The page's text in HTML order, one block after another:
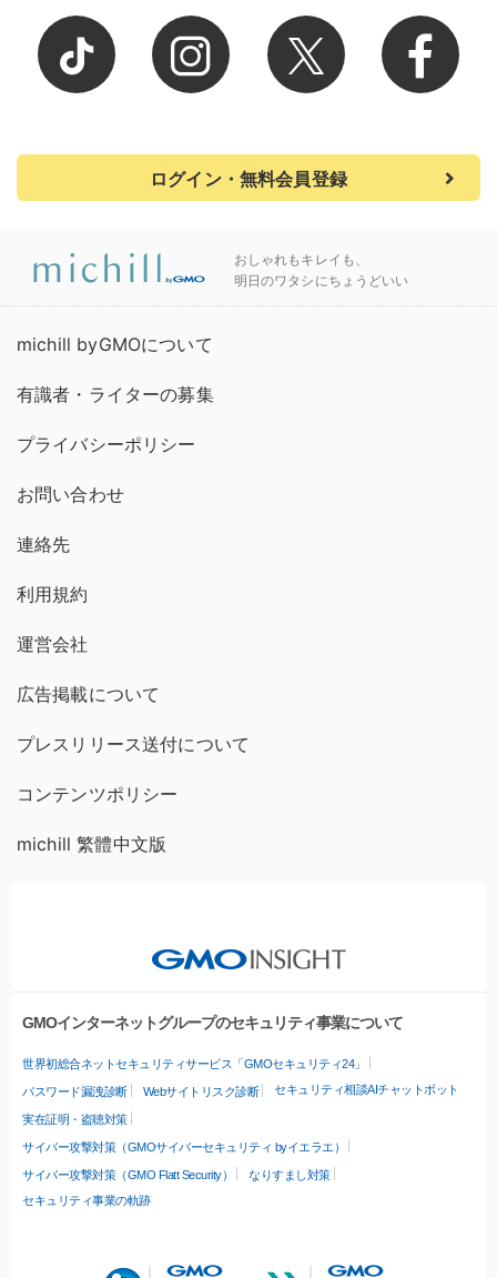
ログイン・無料会員登録
おしゃれもキレイも、
明日のワタシにちょうどいい
michill byGMOについて
有識者・ライターの募集
プライバシーポリシー
お問い合わせ
連絡先
利用規約
運営会社
広告掲載について
プレスリリース送付について
コンテンツポリシー
michill 繁體中文版
GMOインターネットグループのセキュリティ事業について
世界初総合ネットセキュリティサービス「GMOセキュリティ24」
パスワード漏洩診断 Webサイトリスク診断 セキュリティ相談AIチャットボット
実在証明・盗聴対策
サイバー攻撃対策（GMOサイバーセキュリティ byイエラエ）
サイバー攻撃対策（GMO Flatt Security）
なりすまし対策
セキュリティ事業の軌跡